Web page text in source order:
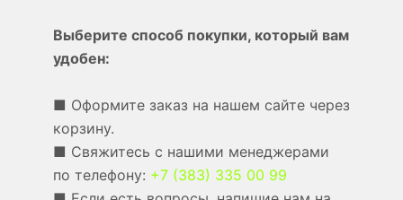
Выберите способ покупки, который вам
удобен:
■ Оформите заказ на нашем сайте через
корзину.
■ Свяжитесь с нашими менеджерами
по телефону: +7 (383) 335 00 99